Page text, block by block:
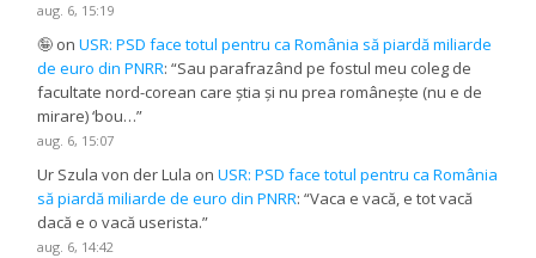
aug. 6, 15:19
🤪 onUSR: PSD face totul pentru ca România să piardă miliarde
de euro din PNRR: “Sau parafrazând pe fostul meu coleg de
facultate nord-corean care știa și nu prea românește (nu e de
mirare) ‘bou…”
aug. 6, 15:07
Ur Szula von der Lula onUSR: PSD face totul pentru ca România
să piardă miliarde de euro din PNRR: “Vaca e vacă, e tot vacă
dacă e o vacă userista.”
aug. 6, 14:42